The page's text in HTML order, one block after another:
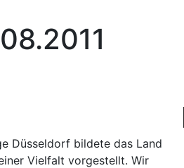
Düsseldorf bildete das Land
Vielfalt vorgestellt. Wir